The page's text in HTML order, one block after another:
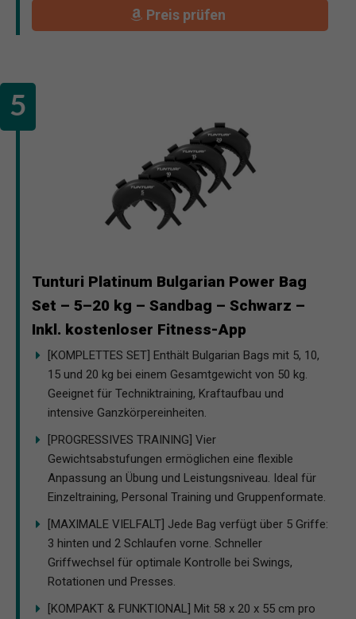
Preis prüfen
Tunturi Platinum Bulgarian Power Bag
Set – 5–20 kg – Sandbag – Schwarz –
Inkl. kostenloser Fitness-App
[KOMPLETTES SET] Enthält Bulgarian Bags mit 5, 10,
15 und 20 kg bei einem Gesamtgewicht von 50 kg.
Geeignet für Techniktraining, Kraftaufbau und
intensive Ganzkörpereinheiten.
[PROGRESSIVES TRAINING] Vier
Gewichtsabstufungen ermöglichen eine flexible
Anpassung an Übung und Leistungsniveau. Ideal für
Einzeltraining, Personal Training und Gruppenformate.
[MAXIMALE VIELFALT] Jede Bag verfügt über 5 Griffe:
3 hinten und 2 Schlaufen vorne. Schneller
Griffwechsel für optimale Kontrolle bei Swings,
Rotationen und Presses.
[KOMPAKT & FUNKTIONAL] Mit 58 x 20 x 55 cm pro